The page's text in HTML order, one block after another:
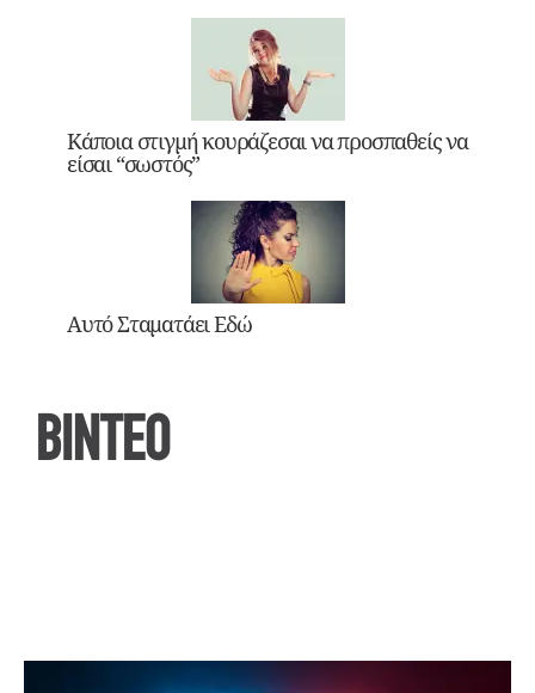
Κάποια στιγμή κουράζεσαι να προσπαθείς να
είσαι “σωστός”
Αυτό Σταματάει Εδώ
ΒΙΝΤΕΟ